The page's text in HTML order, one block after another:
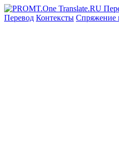
Перевод Контексты Спряжение